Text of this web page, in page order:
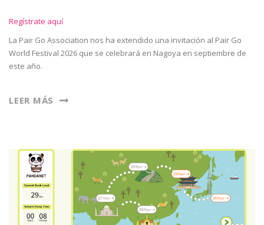
Regístrate aquí
La Pair Go Association nos ha extendido una invitación al Pair Go
World Festival 2026 que se celebrará en Nagoya en septiembre de
este año.
LEER MÁS